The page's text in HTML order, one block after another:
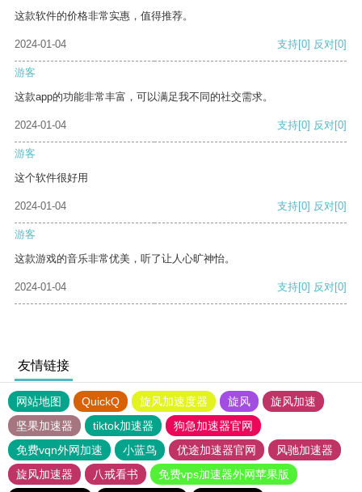
这款软件的价格非常实惠，值得推荐。
2024-01-04 支持[0] 反对[0]
游客
这款app的功能非常丰富，可以满足我不同的社交需求。
2024-01-04 支持[0] 反对[0]
游客
这个软件很好用
2024-01-04 支持[0] 反对[0]
游客
这款游戏的音乐非常优美，听了让人心旷神怡。
2024-01-04 支持[0] 反对[0]
友情链接
网站地图 QuickQ 旋风加速度器 旋风
旋风加速
坚果加速器
tiktok加速器
狗急加速器官网
免费vqn外网加速
小蓝鸟 优途加速器官网
风驰加速器
旋风加速器
八戒看书 免费vps加速器外网苹果版